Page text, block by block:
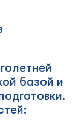
базой и